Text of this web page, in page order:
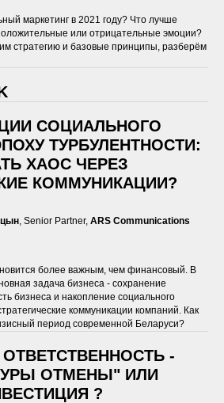
маркетинг в 2021 году? Что лучше
или отрицательные эмоции?
стратегию и базовые принципы, разберём
СОЦИАЛЬНОГО
ТУРБУЛЕНТНОСТИ:
ХАОС ЧЕРЕЗ
КОММУНИКАЦИИ?
, Senior Partner, ARS Communications
более важным, чем финансовый. В
задача бизнеса - сохранение
бизнеса и накопление социального
коммуникации компаний. Как
период современной Беларуси?
-
ОТМЕНЫ" ИЛИ
?